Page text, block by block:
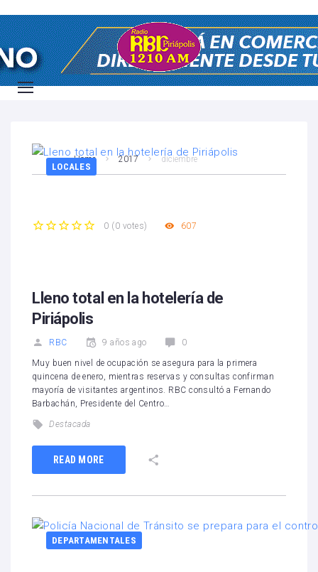
Home 2017 diciembre
LOCALES
0 ( 0 votes) 607
Lleno total en la hotelería de
Piriápolis
RBC 9 años ago 0
Muy buen nivel de ocupación se asegura para la primera
quincena de enero, mientras reservas y consultas confirman
mayoría de visitantes argentinos. RBC consultó a Fernando
Barbachán, Presidente del Centro…
Destacada
READ MORE
DEPARTAMENTALES